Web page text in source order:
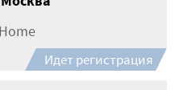
Идет регистрация